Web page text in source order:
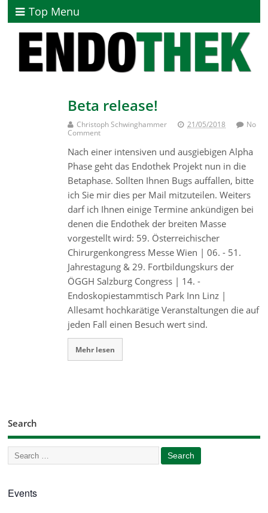
Top Menu
Beta release!
Christoph Schwinghammer 21/05/2018
No
Comment
Nach einer intensiven und ausgiebigen Alpha
Phase geht das Endothek Projekt nun in die
Betaphase. Sollten Ihnen Bugs auffallen, bitte
ich Sie mir dies per Mail mitzuteilen. Weiters
darf ich Ihnen einige Termine ankündigen bei
denen die Endothek der breiten Masse
vorgestellt wird: 59. Österreichischer
Chirurgenkongress Messe Wien | 06. - 51.
Jahrestagung & 29. Fortbildungskurs der
ÖGGH Salzburg Congress | 14. -
Endoskopiestammtisch Park Inn Linz |
Allesamt hochkarätige Veranstaltungen die auf
jeden Fall einen Besuch wert sind.
Mehr lesen
Search
Events